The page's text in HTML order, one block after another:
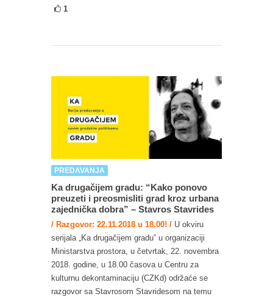
1
PREDAVANJA
Ka drugačijem gradu: “Kako ponovo
preuzeti i preosmisliti grad kroz urbana
zajednička dobra” – Stavros Stavrides
/ Razgovor: 22.11.2018 u 18.00! / U okviru
serijala „Ka drugačijem gradu” u organizaciji
Ministarstva prostora, u četvrtak, 22. novembra
2018. godine, u 18.00 časova u Centru za
kulturnu dekontaminaciju (CZKd) održaće se
razgovor sa Stavrosom Stavridesom na temu